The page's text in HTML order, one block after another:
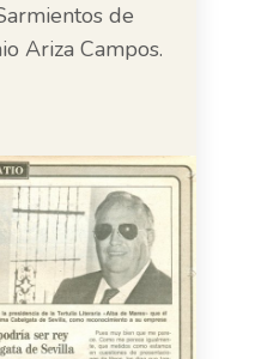
de
Ariza Campos.